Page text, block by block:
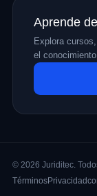
Aprende
Explora
el
© 2026 Juriditec.
TérminosPrivacidad